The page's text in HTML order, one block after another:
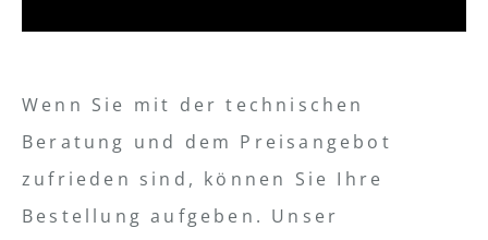
Wenn Sie mit der technischen
Beratung und dem Preisangebot
zufrieden sind, können Sie Ihre
Bestellung aufgeben. Unser